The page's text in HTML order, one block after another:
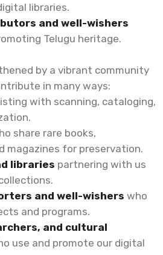
libraries.
and well-wishers
Telugu heritage.
by a vibrant community
in many ways:
with scanning, cataloging,
share rare books,
magazines for preservation.
libraries partnering with us
and well-wishers who
and programs.
and cultural
use and promote our digital